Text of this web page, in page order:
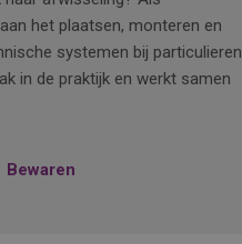
het plaatsen, monteren en
systemen bij particulieren
in de praktijk en werkt samen
Bewaren